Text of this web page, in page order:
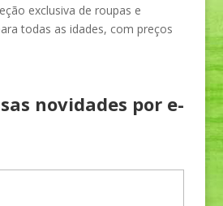
exclusiva de roupas e
todas as idades, com preços
novidades por e-